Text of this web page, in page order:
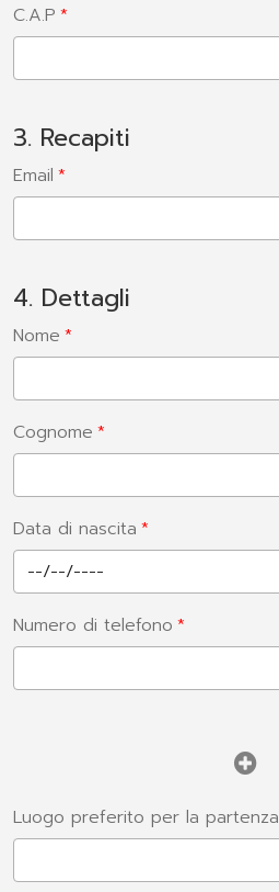
C.A.P
3. Recapiti
Email
4. Dettagli
Nome
Cognome
Data di nascita
Numero di telefono
Luogo preferito per la partenza